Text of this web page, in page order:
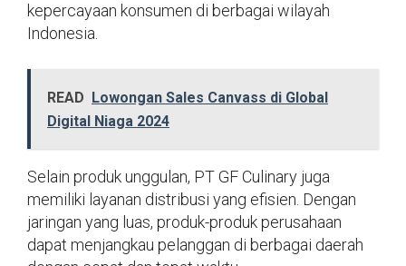
kepercayaan konsumen di berbagai wilayah
Indonesia.
READ
Lowongan Sales Canvass di Global
Digital Niaga 2024
Selain produk unggulan, PT GF Culinary juga
memiliki layanan distribusi yang efisien. Dengan
jaringan yang luas, produk-produk perusahaan
dapat menjangkau pelanggan di berbagai daerah